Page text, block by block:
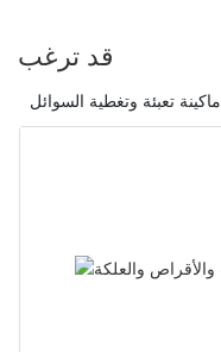
قد ترغب
ماكينة تعبئة وتغطية السوائل